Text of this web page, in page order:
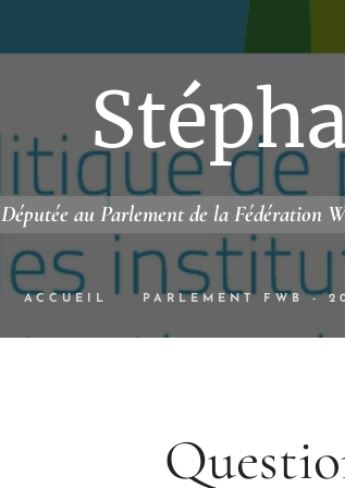
Députée au Parlement de la Fédération
ACCUEIL PARLEMENT FWB -